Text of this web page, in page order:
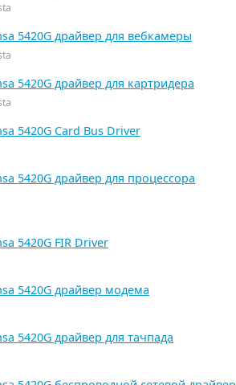
5420G драйвер для вебкамеры
5420G драйвер для картридера
5420G Card Bus Driver
5420G драйвер для процессора
5420G FIR Driver
5420G драйвер модема
5420G драйвер для тачпада